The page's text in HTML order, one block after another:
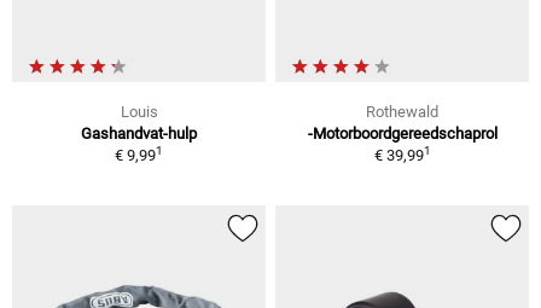
Louis
Gashandvat-hulp
€ 9,991
Rothewald
-Motorboordgereedschaprol
€ 39,991